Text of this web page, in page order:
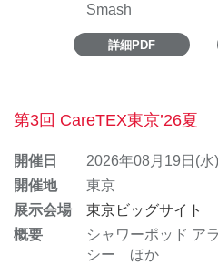
Smash
詳細PDF
第3回 CareTEX東京’26夏
開催日
2026年08月19日(
開催地
東京
展示会場
東京ビッグサイト
概要
シャワーポッド ア
シー ほか